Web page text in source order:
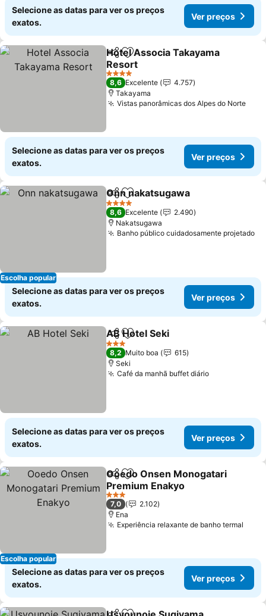
Selecione as datas para ver os preços
exatos.
Ver preços
PartilharAdicionar aos favoritos
Hotel Associa Takayama
Resort
Ver preços
4 Estrelas
8,6 Excelente
4.757
Takayama
Vistas panorâmicas dos Alpes do NorteVer
Selecione as datas para ver os preços
exatos.
Ver preços
Escolha popular
PartilharAdicionar aos favoritos
Onn nakatsugawa
4 Estrelas
8,6 Excelente
2.490
Nakatsugawa
Banho público cuidadosamente projetado
Selecione as datas para ver os preços
exatos.
Ver preços
PartilharAdicionar aos favoritos
AB Hotel Seki
3 Estrelas
8,2 Muito boa
615
Seki
Café da manhã buffet diárioVer preços
Selecione as datas para ver os preços
exatos.
Ver preços
Escolha popular
PartilharAdicionar aos favoritos
Ooedo Onsen Monogatari
Premium Enakyo
Ver preços
3 Estrelas
7,0
2.102
Ena
Experiência relaxante de banho termal
Selecione as datas para ver os preços
exatos.
Ver preços